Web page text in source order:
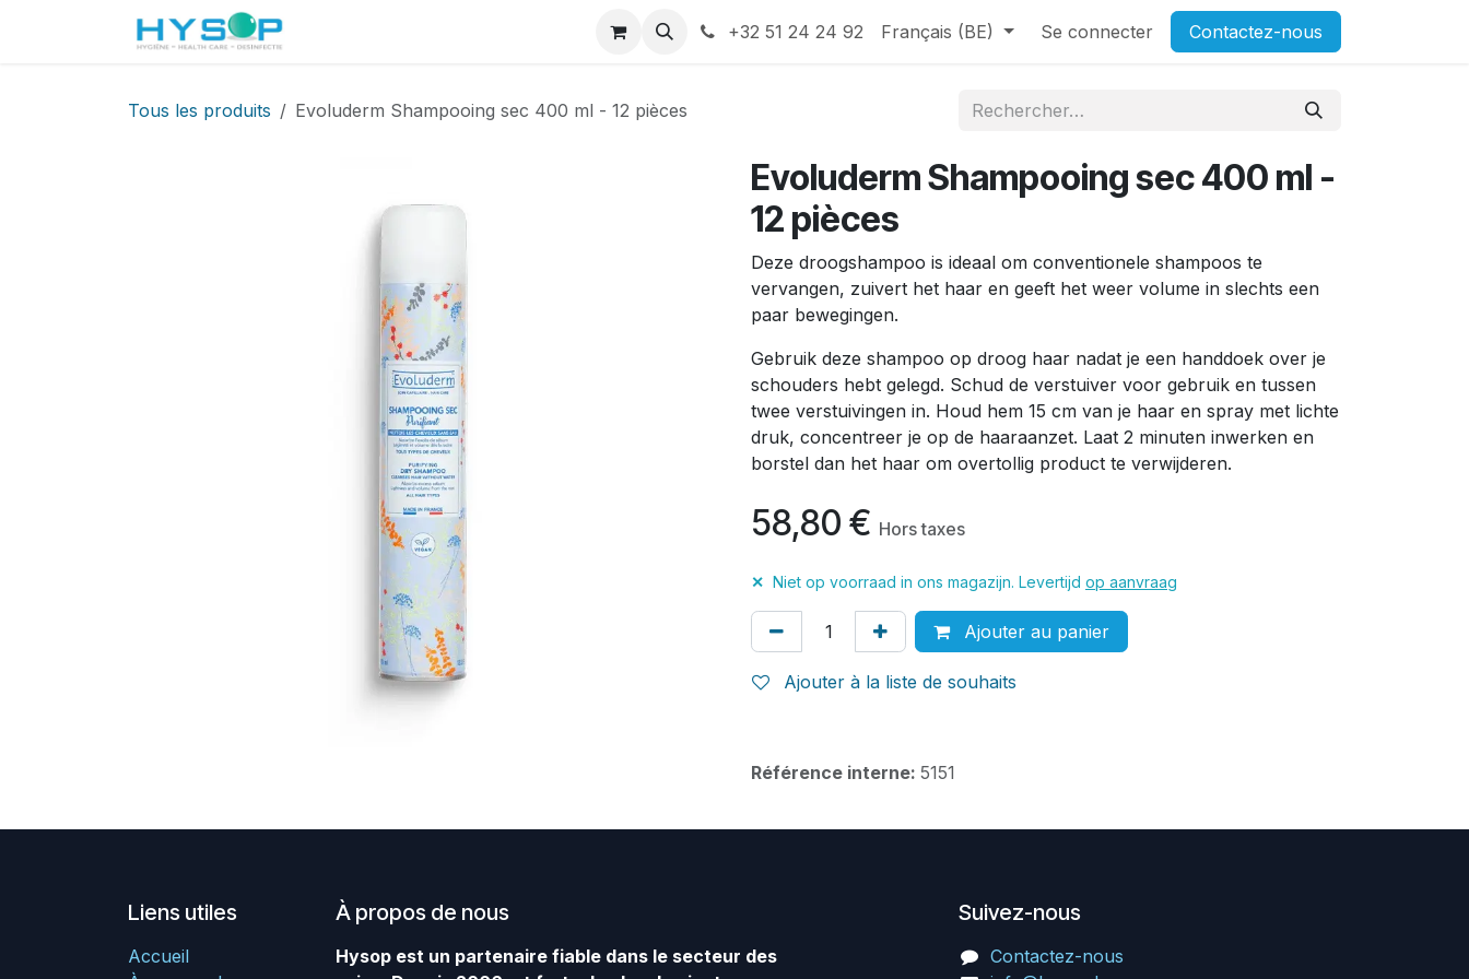
Contactez-nous +32 51 24 24 92 Français (BE) Se connecter Contactez-nous
Tous les produits Evoluderm Shampooing sec 400 ml - 12 pièces
Evoluderm Shampooing sec 400 ml -
12 pièces
Deze droogshampoo is ideaal om conventionele shampoos te
vervangen, zuivert het haar en geeft het weer volume in slechts een
paar bewegingen.
Gebruik deze shampoo op droog haar nadat je een handdoek over je
schouders hebt gelegd. Schud de verstuiver voor gebruik en tussen
twee verstuivingen in. Houd hem 15 cm van je haar en spray met lichte
druk, concentreer je op de haaraanzet. Laat 2 minuten inwerken en
borstel dan het haar om overtollig product te verwijderen.
58,80 € Hors taxes
✕ Niet op voorraad in ons magazijn. Levertijd op aanvraag
Ajouter au panier
Ajouter à la liste de souhaits
Référence interne: 5151
Liens utiles
Accueil
À propos de nous
Hysop est un partenaire fiable dans le secteur des
Suivez-nous
Contactez-nous